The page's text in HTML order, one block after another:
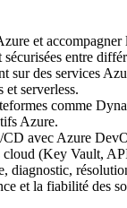
et accompagner
entre
sur des services
et serverless.
comme
Azure.
CD avec Azure
(Key Vault,
diagnostic,
et la fiabilité des